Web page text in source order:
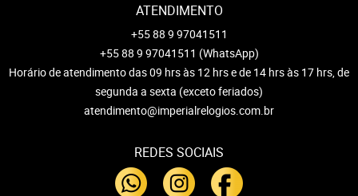
ATENDIMENTO
+55 88 9 97041511
+55 88 9 97041511 (WhatsApp)
Horário de atendimento das 09 hrs às 12 hrs e de 14 hrs às 17 hrs, de
segunda a sexta (exceto feriados)
atendimento@imperialrelogios.com.br
REDES SOCIAIS